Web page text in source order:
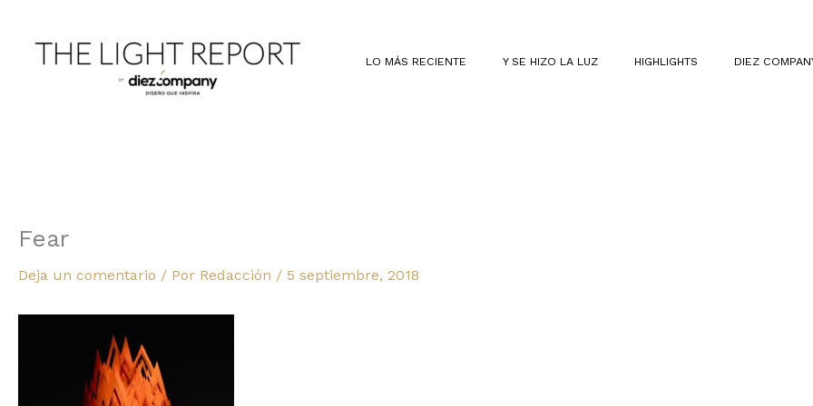
contenido
LO MÁS RECIENTE Y SE HIZO LA LUZ HIGHLIGHTS DIEZ
Fear
Deja un comentario / Por Redacción / 5 septiembre, 2018